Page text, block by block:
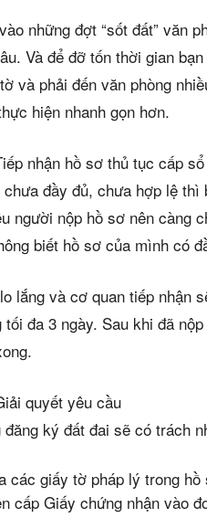
những đợt “sốt đất” văn
Và để đỡ tốn thời gian
và phải đến văn phòng
hiện nhanh gọn hơn.
nhận hồ sơ thủ tục cấp
đầy đủ, chưa hợp lệ
người nộp hồ sơ nên càng
biết hồ sơ của mình có
lắng và cơ quan tiếp nhận
tối đa 3 ngày. Sau khi đã
quyết yêu cầu
đăng ký đất đai sẽ có trách
các giấy tờ pháp lý trong
cấp Giấy chứng nhận vào